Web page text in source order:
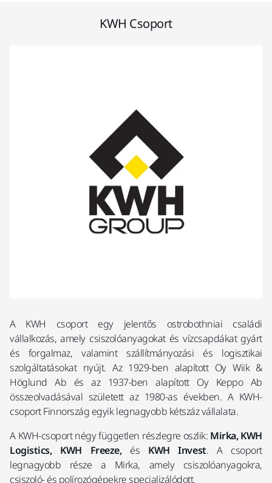
KWH Csoport
A KWH csoport egy jelentős ostrobothniai családi
vállalkozás, amely csiszolóanyagokat és vízcsapdákat gyárt
és forgalmaz, valamint szállítmányozási és logisztikai
szolgáltatásokat nyújt. Az 1929-ben alapított Oy Wiik &
Höglund Ab és az 1937-ben alapított Oy Keppo Ab
összeolvadásával született az 1980-as években. A KWH-
csoport Finnország egyik legnagyobb kétszáz vállalata.
A KWH-csoport négy független részlegre oszlik: Mirka, KWH
Logistics, KWH Freeze,és KWH Invest. A csoport
legnagyobb része a Mirka, amely csiszolóanyagokra,
csiszoló- és polírozógépekre specializálódott.